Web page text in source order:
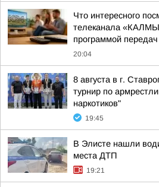
Что интересного
телеканала
программой передач
20:04
8 августа в г.
турнир по
наркотиков"
19:45
В Элисте нашли
места ДТП
19:21